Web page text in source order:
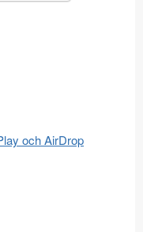
och AirDrop